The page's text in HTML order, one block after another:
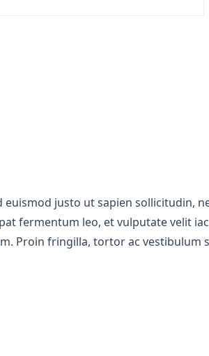
justo ut sapien sollicitudin,
fermentum leo, et vulputate velit
Proin fringilla, tortor ac vestibulum